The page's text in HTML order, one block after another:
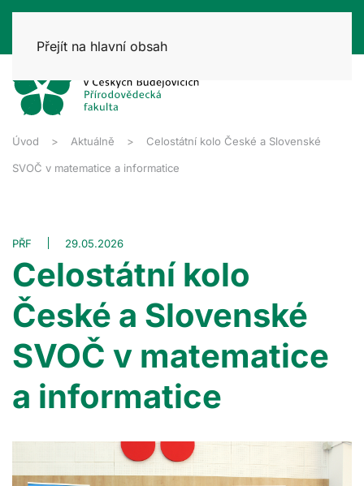
Přejít na hlavní obsah
Úvod Aktuálně Celostátní kolo České a Slovenské
SVOČ v matematice a informatice
PŘF 29.05.2026
Celostátní kolo
České a Slovenské
SVOČ v matematice
a informatice